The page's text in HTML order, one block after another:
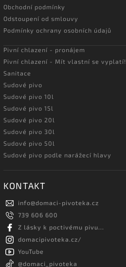
Obchodní podmínky
Odstoupení od smlouvy
Podmínky ochrany osobních údajů
Pivní chlazení - pronájem
Pivní chlazení - Mít vlastní se vyplatí!
Sanitace
Sudové pivo
Sudové pivo 10l
Sudové pivo 15l
Sudové pivo 20l
Sudové pivo 30l
Sudové pivo 50l
Sudové pivo podle narážecí hlavy
KONTAKT
info@domaci-pivoteka.cz
739 606 600
Z lásky k poctivému pivu...
domacipivoteka.cz/
YouTube
@domaci_pivoteka